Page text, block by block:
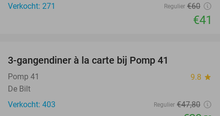
Verkocht: 271
Regulier €60
€41
3-gangendiner à la carte bij Pomp 41
Pomp 41 9.8 star
De Bilt
Verkocht: 403
Regulier €47,80